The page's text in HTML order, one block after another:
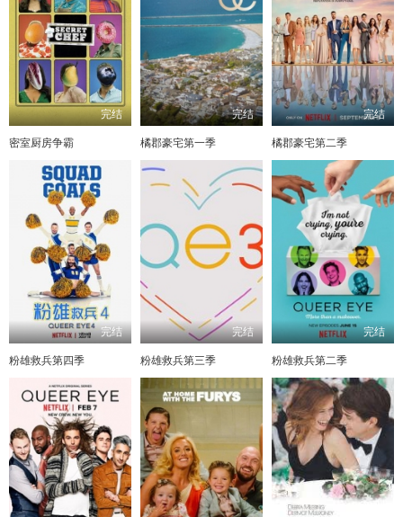
完结
密室厨房争霸
完结
橘郡豪宅第一季
完结
橘郡豪宅第二季
完结
粉雄救兵第四季
完结
粉雄救兵第三季
完结
粉雄救兵第二季